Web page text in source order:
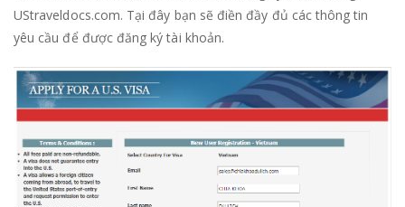
UStraveldocs.com. Tại đây bạn sẽ điền đầy đủ các thông tin
yêu cầu để được đăng ký tài khoản.